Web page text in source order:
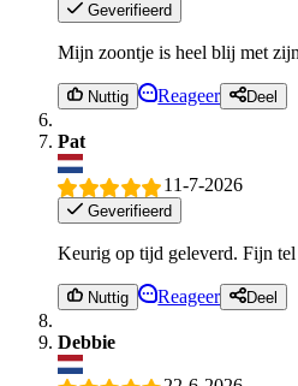
Geverifieerd
Mijn zoontje is heel blij met
Nuttig Reageer Deel
Pat
11-7-2026
Geverifieerd
Keurig op tijd geleverd. Fijn tel
Nuttig Reageer Deel
Debbie